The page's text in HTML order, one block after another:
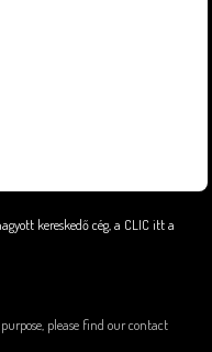
kereskedő cég, a CLIC itt a
please find our contact